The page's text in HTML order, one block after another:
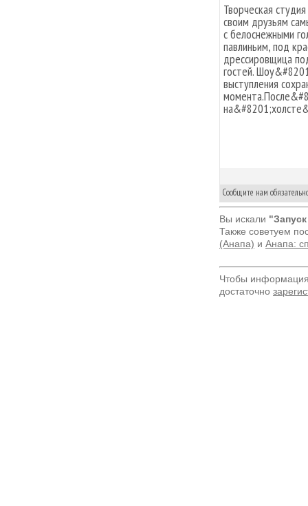
Творческая
своим друзьям
с белоснежными
павлиньим, под
дрессировщица
гостей.
выступления
Сообщите нам
Вы искали
Также советуем
(Анапа) и Анапа:
Чтобы
достаточно